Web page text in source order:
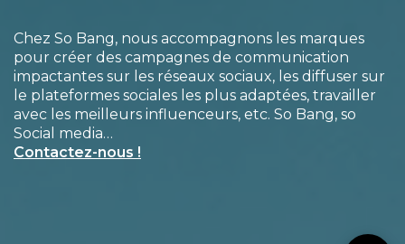
Chez So Bang, nous accompagnons les marques
pour créer des campagnes de communication
impactantes sur les réseaux sociaux, les diffuser sur
le plateformes sociales les plus adaptées, travailler
avec les meilleurs influenceurs, etc. So Bang, so
Social media…
Contactez-nous !